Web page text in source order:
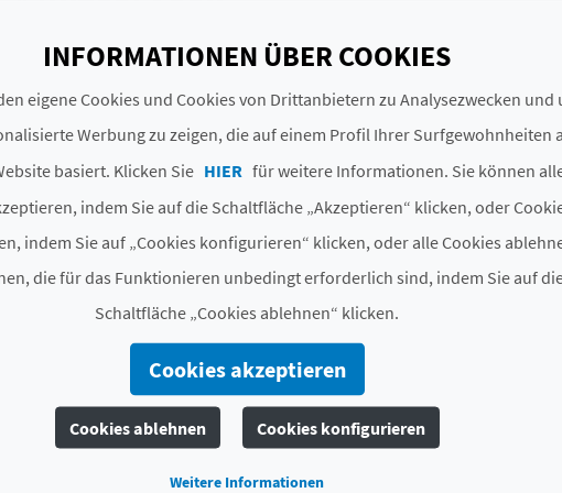
Kategorie
Pensión
Hotelkette
NO PERTENECE A NINGUNA
# ÖFFNUNGSZEITRAUM
Ganzjährig geöffnet
SIE EBENFALLS
INFORMATIONEN ÜBER COOKIES
eigene Cookies und Cookies von Drittanbietern zu Analysezwecken und
Werbung zu zeigen, die auf einem Profil Ihrer Surfgewohnheiten
basiert. Klicken Sie HIER für weitere Informationen. Sie können
indem Sie auf die Schaltfläche „Akzeptieren“ klicken, oder
indem Sie auf „Cookies konfigurieren“ klicken, oder alle Cookies
die für das Funktionieren unbedingt erforderlich sind, indem Sie auf
Schaltfläche „Cookies ablehnen“ klicken.
Cookies akzeptieren
Cookies ablehnen Cookies konfigurieren
Weitere Informationen